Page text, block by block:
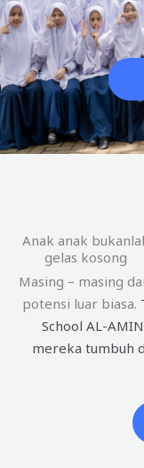
Anak anak
gelas kosong
Masing – masing
potensi luar biasa.
School AL-
mereka tumbuh